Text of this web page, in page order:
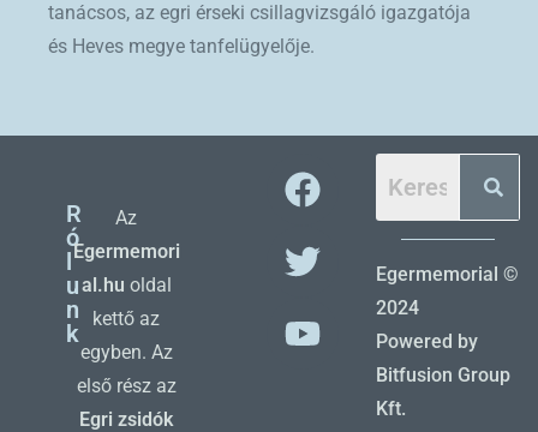
tanácsos, az egri érseki csillagvizsgáló igazgatója
és Heves megye tanfelügyelője.
R
ó
l
u
n
k
Az
Egermemori
al.hu oldal
kettő az
egyben. Az
első rész az
Egri zsidók
Egermemorial ©
2024
Powered by
Bitfusion Group
Kft.